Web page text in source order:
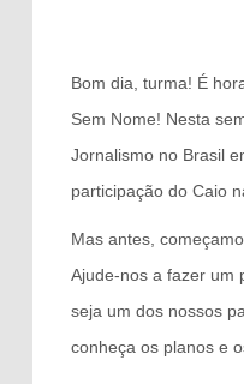
Bom dia, turma! É
Sem Nome! Nesta
Jornalismo no Brasil
participação do Caio
Mas antes,
Ajude-nos a fazer um
seja um dos nossos
conheça os planos e